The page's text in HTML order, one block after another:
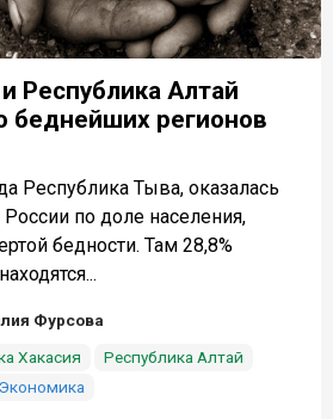
Республика Алтай
беднейших регионов
Республика Тыва, оказалась
по доле населения,
бедности. Там 28,8%
Фурсова
Хакасия
Республика Алтай
Экономика